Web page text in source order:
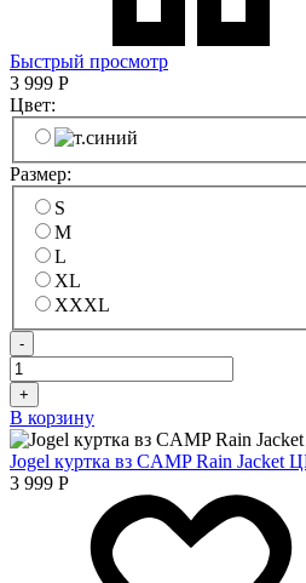
Быстрый просмотр
3 999 Р
Цвет:
Размер:
S
M
L
XL
XXXL
-
+
В корзину
Jogel куртка вз CAMP Rain Jacket
3 999 Р